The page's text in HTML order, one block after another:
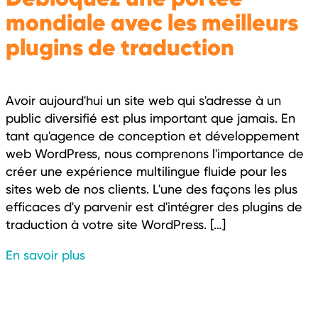
mondiale avec les meilleurs
plugins de traduction
Avoir aujourd'hui un site web qui s'adresse à un
public diversifié est plus important que jamais. En
tant qu'agence de conception et développement
web WordPress, nous comprenons l'importance de
créer une expérience multilingue fluide pour les
sites web de nos clients. L'une des façons les plus
efficaces d'y parvenir est d'intégrer des plugins de
traduction à votre site WordPress. […]
En savoir plus